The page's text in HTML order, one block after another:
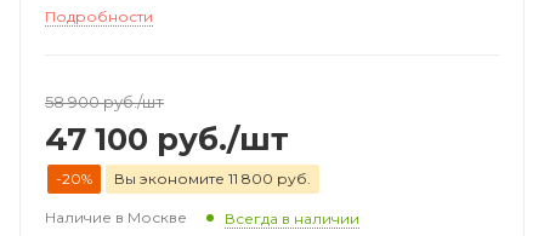
Подробности
58 900руб./шт
47 100 руб./шт
-20% Вы экономите 11 800 руб.
Наличие в Москве Всегда в наличии